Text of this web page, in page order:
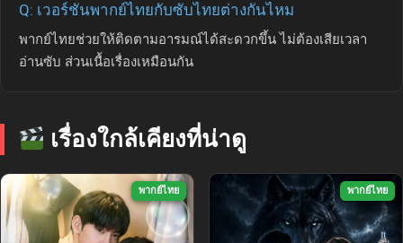
Q: เวอร์ชันพากย์ไทยกับซับไทยต่างกันไหม
พากย์ไทยช่วยให้ติดตามอารมณ์ได้สะดวกขึ้น ไม่ต้องเสียเวลา
อ่านซับ ส่วนเนื้อเรื่องเหมือนกัน
เรื่องใกล้เคียงที่น่าดู
พากย์ไทย พากย์ไทย